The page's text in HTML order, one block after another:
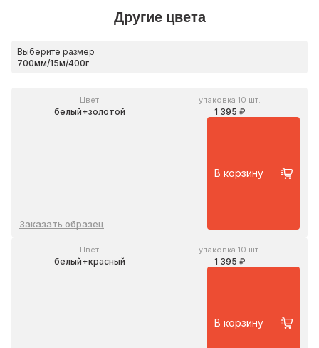
Другие цвета
Выберите размер
Цвет
белый+золотой
упаковка 10 шт.
1 395 ₽
Заказать образец
В корзину
Цвет
белый+красный
упаковка 10 шт.
1 395 ₽
В корзину